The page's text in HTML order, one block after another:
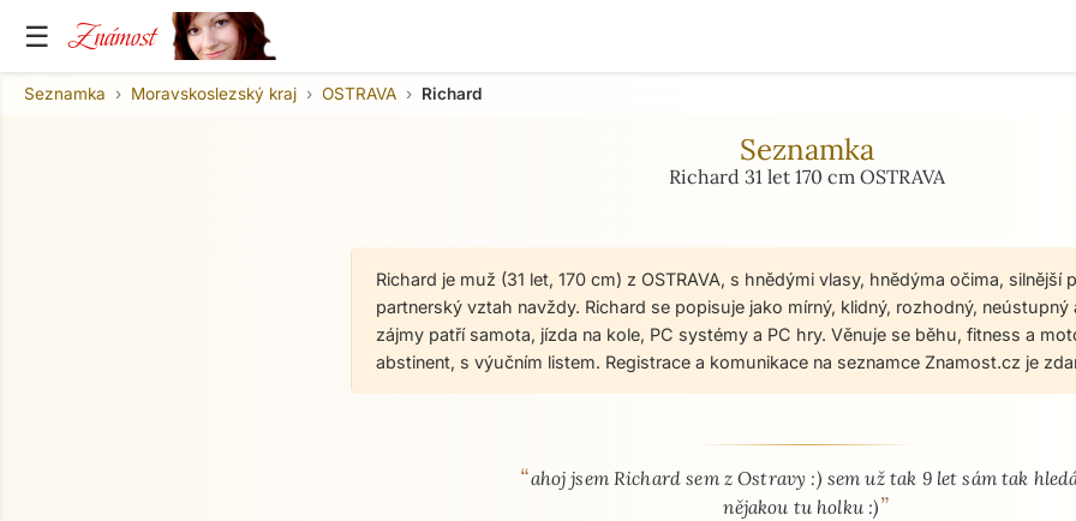
☰ Známost
Seznamka Moravskoslezský kraj OSTRAVA Richard
Seznamka
Richard 31 let 170 cm OSTRAVA
Richard je muž (31 let, 170 cm) z OSTRAVA, s hnědými vlasy, hnědýma očima, silnější
partnerský vztah navždy. Richard se popisuje jako mírný, klidný, rozhodný, neústupný
zájmy patří samota, jízda na kole, PC systémy a PC hry. Věnuje se běhu, fitness a
abstinent, s výučním listem. Registrace a komunikace na seznamce Znamost.cz je
O mně - seznamka profil
“ahoj jsem Richard sem z Ostravy :) sem už tak 9 let sám tak
nějakou tu holku :)”